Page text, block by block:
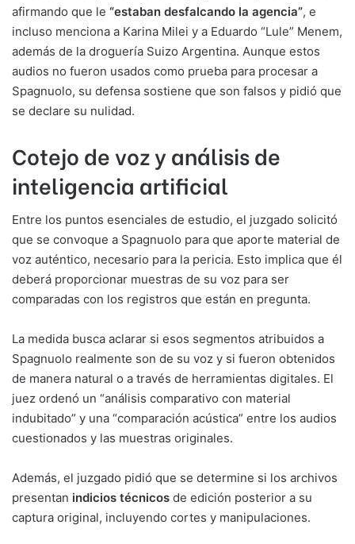
afirmando que le “estaban desfalcando la agencia”, e
incluso menciona a Karina Milei y a Eduardo “Lule” Menem,
además de la droguería Suizo Argentina. Aunque estos
audios no fueron usados como prueba para procesar a
Spagnuolo, su defensa sostiene que son falsos y pidió que
se declare su nulidad.
Cotejo de voz y análisis de
inteligencia artificial
Entre los puntos esenciales de estudio, el juzgado solicitó
que se convoque a Spagnuolo para que aporte material de
voz auténtico, necesario para la pericia. Esto implica que él
deberá proporcionar muestras de su voz para ser
comparadas con los registros que están en pregunta.
La medida busca aclarar si esos segmentos atribuidos a
Spagnuolo realmente son de su voz y si fueron obtenidos
de manera natural o a través de herramientas digitales. El
juez ordenó un “análisis comparativo con material
indubitado” y una “comparación acústica” entre los audios
cuestionados y las muestras originales.
Además, el juzgado pidió que se determine si los archivos
presentan indicios técnicos de edición posterior a su
captura original, incluyendo cortes y manipulaciones.